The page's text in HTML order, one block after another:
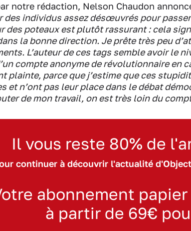
notre rédaction, Nelson Chaudon
des individus assez désœuvrés pour
des poteaux est plutôt rassurant : cela
la bonne direction. Je prête très peu
L’auteur de ces tags semble avoir le
compte anonyme de révolutionnaire en
plainte, parce que j’estime que ces
et n’ont pas leur place dans le débat
de mon travail, on est très loin du
Il vous reste 80% de
continuer à découvrir l'actualité
abonnement
à partir de 69€